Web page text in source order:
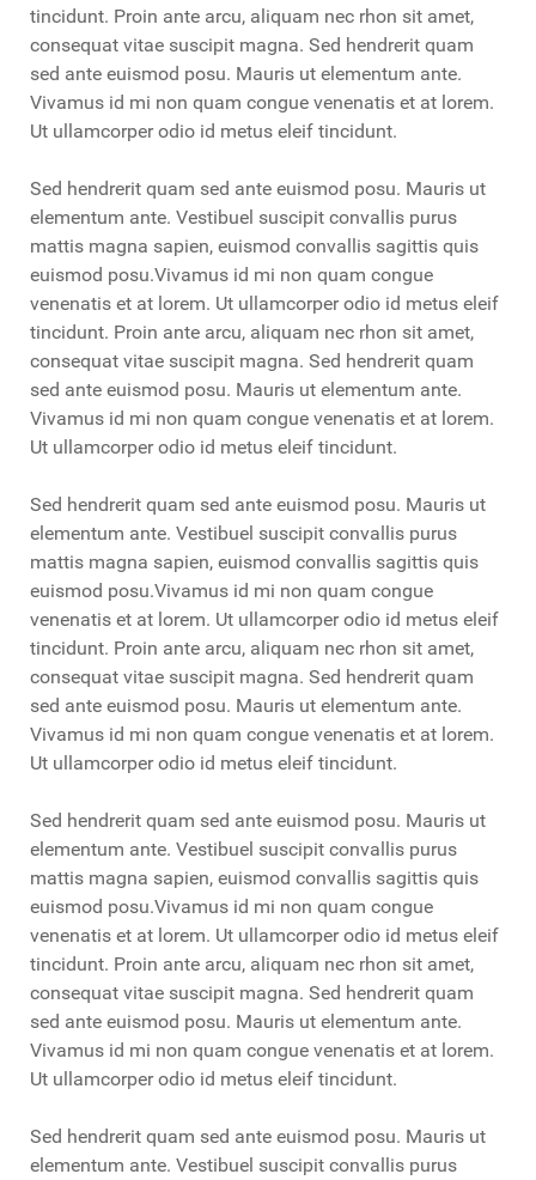
tincidunt. Proin ante arcu, aliquam nec rhon sit amet,
consequat vitae suscipit magna. Sed hendrerit quam
sed ante euismod posu. Mauris ut elementum ante.
Vivamus id mi non quam congue venenatis et at lorem.
Ut ullamcorper odio id metus eleif tincidunt.
Sed hendrerit quam sed ante euismod posu. Mauris ut
elementum ante. Vestibuel suscipit convallis purus
mattis magna sapien, euismod convallis sagittis quis
euismod posu.Vivamus id mi non quam congue
venenatis et at lorem. Ut ullamcorper odio id metus eleif
tincidunt. Proin ante arcu, aliquam nec rhon sit amet,
consequat vitae suscipit magna. Sed hendrerit quam
sed ante euismod posu. Mauris ut elementum ante.
Vivamus id mi non quam congue venenatis et at lorem.
Ut ullamcorper odio id metus eleif tincidunt.
Sed hendrerit quam sed ante euismod posu. Mauris ut
elementum ante. Vestibuel suscipit convallis purus
mattis magna sapien, euismod convallis sagittis quis
euismod posu.Vivamus id mi non quam congue
venenatis et at lorem. Ut ullamcorper odio id metus eleif
tincidunt. Proin ante arcu, aliquam nec rhon sit amet,
consequat vitae suscipit magna. Sed hendrerit quam
sed ante euismod posu. Mauris ut elementum ante.
Vivamus id mi non quam congue venenatis et at lorem.
Ut ullamcorper odio id metus eleif tincidunt.
Sed hendrerit quam sed ante euismod posu. Mauris ut
elementum ante. Vestibuel suscipit convallis purus
mattis magna sapien, euismod convallis sagittis quis
euismod posu.Vivamus id mi non quam congue
venenatis et at lorem. Ut ullamcorper odio id metus eleif
tincidunt. Proin ante arcu, aliquam nec rhon sit amet,
consequat vitae suscipit magna. Sed hendrerit quam
sed ante euismod posu. Mauris ut elementum ante.
Vivamus id mi non quam congue venenatis et at lorem.
Ut ullamcorper odio id metus eleif tincidunt.
Sed hendrerit quam sed ante euismod posu. Mauris ut
elementum ante. Vestibuel suscipit convallis purus